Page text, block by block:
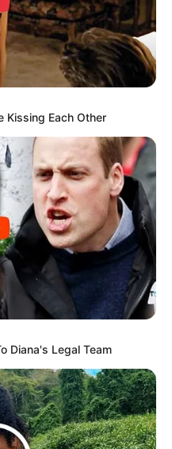
Kissing Each Other
Diana's Legal Team